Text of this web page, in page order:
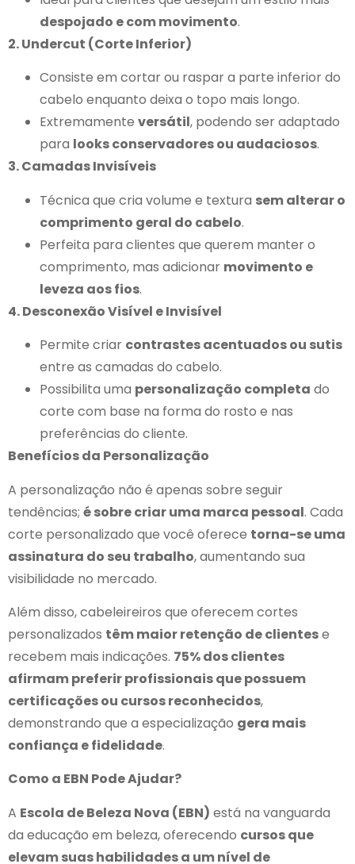
despojado e com movimento.
2. Undercut (Corte Inferior)
Consiste em cortar ou raspar a parte inferior do
cabelo enquanto deixa o topo mais longo.
Extremamente versátil, podendo ser adaptado
para looks conservadores ou audaciosos.
3. Camadas Invisíveis
Técnica que cria volume e textura sem alterar o
comprimento geral do cabelo.
Perfeita para clientes que querem manter o
comprimento, mas adicionar movimento e
leveza aos fios.
4. Desconexão Visível e Invisível
Permite criar contrastes acentuados ou sutis
entre as camadas do cabelo.
Possibilita uma personalização completa do
corte com base na forma do rosto e nas
preferências do cliente.
Benefícios da Personalização
A personalização não é apenas sobre seguir
tendências; é sobre criar uma marca pessoal. Cada
corte personalizado que você oferece torna-se uma
assinatura do seu trabalho, aumentando sua
visibilidade no mercado.
Além disso, cabeleireiros que oferecem cortes
personalizados têm maior retenção de clientese
recebem mais indicações. 75% dos clientes
afirmam preferir profissionais que possuem
certificações ou cursos reconhecidos,
demonstrando que a especialização gera mais
confiança e fidelidade.
Como a EBN Pode Ajudar?
A Escola de Beleza Nova (EBN) está na vanguarda
da educação em beleza, oferecendo cursos que
elevam suas habilidades a um nível de